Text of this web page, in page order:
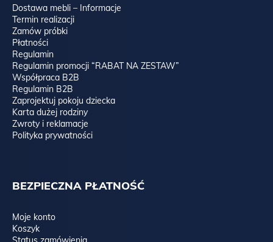
Dostawa mebli – Informacje
Termin realizacji
Zamów próbki
Płatności
Regulamin
Regulamin promocji “RABAT NA ZESTAW”
Współpraca B2B
Regulamin B2B
Zaprojektuj pokoju dziecka
Karta dużej rodziny
Zwroty i reklamacje
Polityka prywatności
BEZPIECZNA PŁATNOŚĆ
Moje konto
Koszyk